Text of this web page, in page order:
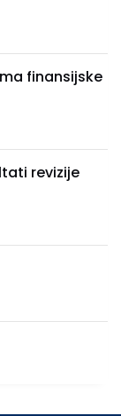
finansijske
revizije